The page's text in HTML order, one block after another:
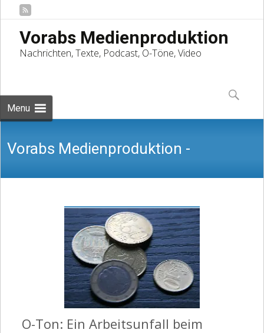
Vorabs Medienproduktion
Nachrichten, Texte, Podcast, O-Töne, Video
Menu
to
content
Suchen
nach:
Vorabs Medienproduktion -
Nachrichten, Texte, Podcast, O-Töne,
O-Ton: Ein Arbeitsunfall beim